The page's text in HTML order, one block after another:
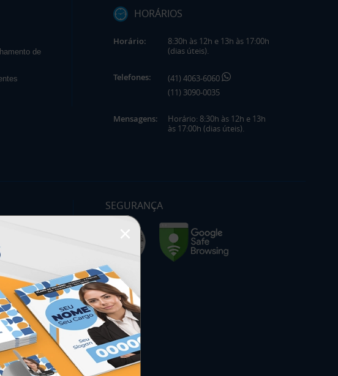
de
HORÁRIOS
Horário:
8:30h às 12h e 13h às 17:00h
(dias úteis).
Telefones:
(41) 4063-6060
(11) 3090-0035
Mensagens:
Horário: 8:30h às 12h e 13h
às 17:00h (dias úteis).
adicional.
prestador de
SEGURANÇA